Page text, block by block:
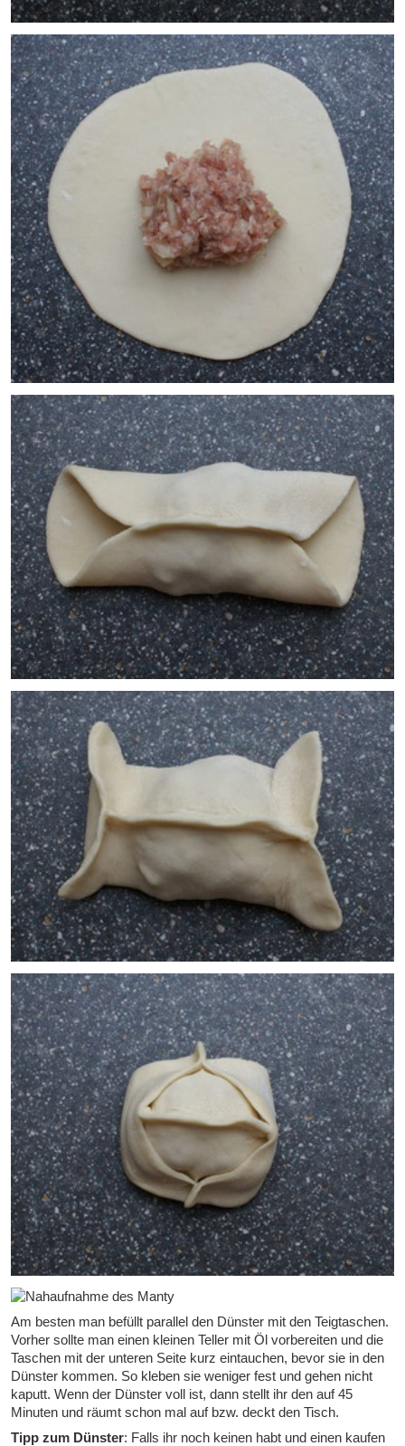
Am besten man befüllt parallel den Dünster mit den Teigtaschen.
Vorher sollte man einen kleinen Teller mit Öl vorbereiten und die
Taschen mit der unteren Seite kurz eintauchen, bevor sie in den
Dünster kommen. So kleben sie weniger fest und gehen nicht
kaputt. Wenn der Dünster voll ist, dann stellt ihr den auf 45
Minuten und räumt schon mal auf bzw. deckt den Tisch.
Tipp zum Dünster: Falls ihr noch keinen habt und einen kaufen